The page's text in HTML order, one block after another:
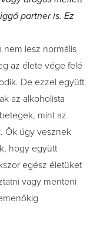
partner is. Ez
nem lesz normális
az élete vége felé
De ezzel együtt
az alkoholista
mint az
Ők úgy vesznek
hogy együtt
egész életüket
vagy menteni